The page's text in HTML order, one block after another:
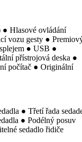
Hlasové ovládání
vozu gesty ●
● USB ●
přístrojová deska ●
počítač ● Originální
● Třetí řada
● Podélný posuv
sedadlo řidiče